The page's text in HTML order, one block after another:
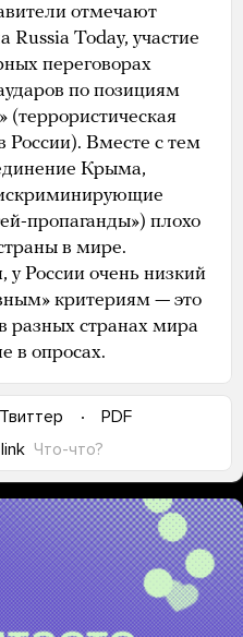
отмечают
Russia Today, участие
переговорах
по позициям
(террористическая
России). Вместе с тем
Крыма,
пропаганды») плохо
в мире.
России очень низкий
критериям — это
разных странах мира
в опросах.
Твиттер
PDF
Что-что?